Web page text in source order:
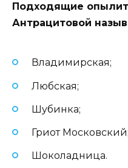
Подходящие
Антрацитовой
Владимирская;
Любская;
Шубинка;
Гриот Московский;
Шоколадница.